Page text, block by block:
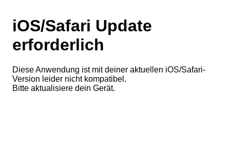
iOS/Safari Update
erforderlich
Diese Anwendung ist mit deiner aktuellen iOS/Safari-
Version leider nicht kompatibel.
Bitte aktualisiere dein Gerät.